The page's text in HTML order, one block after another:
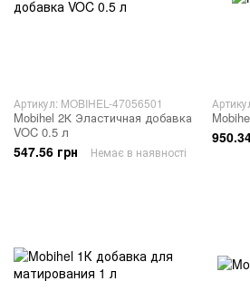
Артикул: MOBIHEL-47056501
Mobihel 2К Эластичная добавка
VOC 0.5 л
547.56 грн Немає в наявності